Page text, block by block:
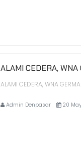
ALAMI CEDERA,
ALAMI CEDERA, WNA
Admin Denpasar 20